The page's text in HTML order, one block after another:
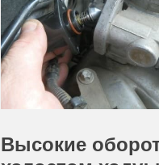
Высокие